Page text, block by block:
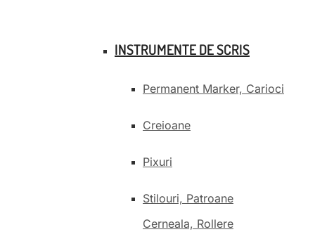
INSTRUMENTE DE SCRIS
Permanent Marker, Carioci
Creioane
Pixuri
Stilouri, Patroane
Cerneala, Rollere